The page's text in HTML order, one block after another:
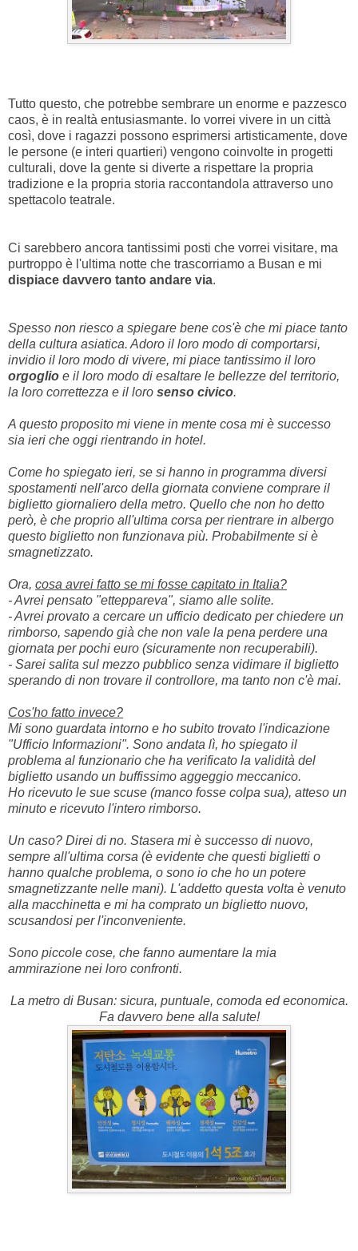
Tutto questo, che potrebbe sembrare un enorme e pazzesco
caos, è in realtà entusiasmante. Io vorrei vivere in un città
così, dove i ragazzi possono esprimersi artisticamente, dove
le persone (e interi quartieri) vengono coinvolte in progetti
culturali, dove la gente si diverte a rispettare la propria
tradizione e la propria storia raccontandola attraverso uno
spettacolo teatrale.
Ci sarebbero ancora tantissimi posti che vorrei visitare, ma
purtroppo è l'ultima notte che trascorriamo a Busan e mi
dispiace davvero tanto andare via.
Spesso non riesco a spiegare bene cos'è che mi piace tanto
della cultura asiatica. Adoro il loro modo di comportarsi,
invidio il loro modo di vivere, mi piace tantissimo il loro
orgoglio e il loro modo di esaltare le bellezze del territorio,
la loro correttezza e il loro senso civico.
A questo proposito mi viene in mente cosa mi è successo
sia ieri che oggi rientrando in hotel.
Come ho spiegato ieri, se si hanno in programma diversi
spostamenti nell'arco della giornata conviene comprare il
biglietto giornaliero della metro. Quello che non ho detto
però, è che proprio all'ultima corsa per rientrare in albergo
questo biglietto non funzionava più. Probabilmente si è
smagnetizzato.
Ora, cosa avrei fatto se mi fosse capitato in Italia?
- Avrei pensato "etteppareva", siamo alle solite.
- Avrei provato a cercare un ufficio dedicato per chiedere un
rimborso, sapendo già che non vale la pena perdere una
giornata per pochi euro (sicuramente non recuperabili).
- Sarei salita sul mezzo pubblico senza vidimare il biglietto
sperando di non trovare il controllore, ma tanto non c'è mai.
Cos'ho fatto invece?
Mi sono guardata intorno e ho subito trovato l'indicazione
"Ufficio Informazioni". Sono andata lì, ho spiegato il
problema al funzionario che ha verificato la validità del
biglietto usando un buffissimo aggeggio meccanico.
Ho ricevuto le sue scuse (manco fosse colpa sua), atteso un
minuto e ricevuto l'intero rimborso.
Un caso? Direi di no. Stasera mi è successo di nuovo,
sempre all'ultima corsa (è evidente che questi biglietti o
hanno qualche problema, o sono io che ho un potere
smagnetizzante nelle mani). L'addetto questa volta è venuto
alla macchinetta e mi ha comprato un biglietto nuovo,
scusandosi per l'inconveniente.
Sono piccole cose, che fanno aumentare la mia
ammirazione nei loro confronti.
La metro di Busan: sicura, puntuale, comoda ed economica.
Fa davvero bene alla salute!